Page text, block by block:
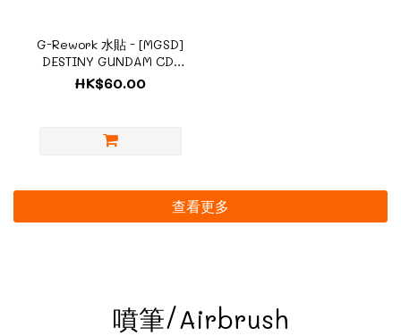
G-Rework 水貼 - [MGSD]
DESTINY GUNDAM CD-
MS05
HK$60.00
查看更多
噴筆/Airbrush